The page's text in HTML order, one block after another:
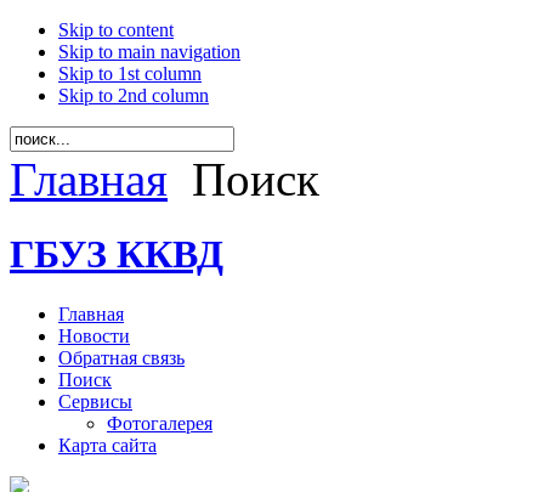
Skip to content
Skip to main navigation
Skip to 1st column
Skip to 2nd column
Главная Поиск
ГБУЗ ККВД
Главная
Новости
Обратная связь
Поиск
Сервисы
Фотогалерея
Карта сайта